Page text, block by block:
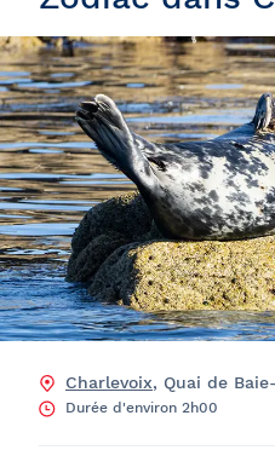
Charlevoix, Quai de
Durée d'environ 2h00